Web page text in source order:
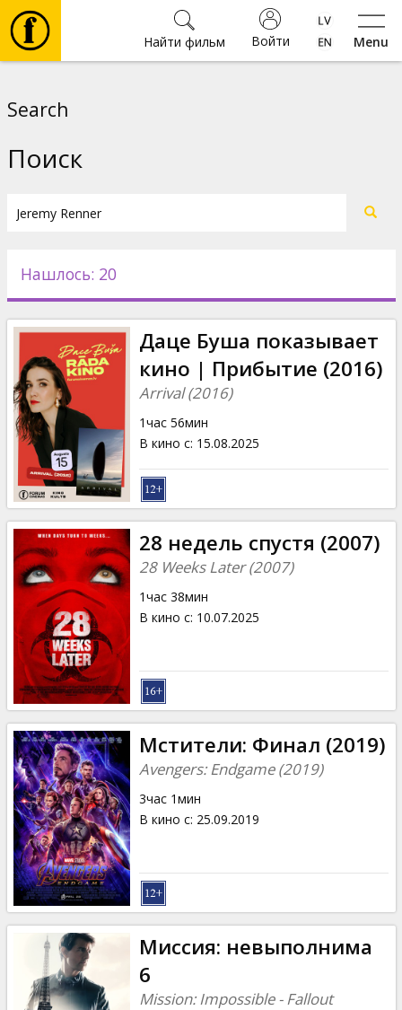
Menu
Войти
Найти фильм
Новости
Подарки
Кинозакуски
B2B
Клуб
Search
Поиск
Нашлось: 20
Даце Буша показывает
кино | Прибытие (2016)
Arrival (2016)
1час 56мин
В кино с: 15.08.2025
28 недель спустя (2007)
28 Weeks Later (2007)
1час 38мин
В кино с: 10.07.2025
Мстители: Финал (2019)
Avengers: Endgame (2019)
3час 1мин
В кино с: 25.09.2019
Миссия: невыполнима
6
Mission: Impossible - Fallout